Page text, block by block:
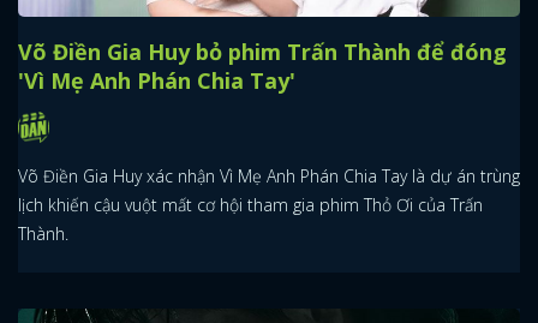
Võ Điền Gia Huy bỏ phim Trấn Thành để đóng
'Vì Mẹ Anh Phán Chia Tay'
Võ Điền Gia Huy xác nhận Vì Mẹ Anh Phán Chia Tay là dự án trùng
lịch khiến cậu vuột mất cơ hội tham gia phim Thỏ Ơi của Trấn
Thành.